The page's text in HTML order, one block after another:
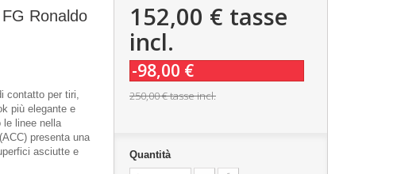
Ronaldo
contatto per tiri,
più elegante e
le linee nella
presenta una
asciutte e
152,00 € tasse
incl.
-98,00 €
250,00 €tasse incl.
Quantità